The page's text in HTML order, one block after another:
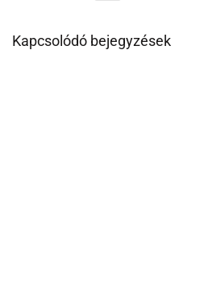
Kapcsolódó bejegyzések